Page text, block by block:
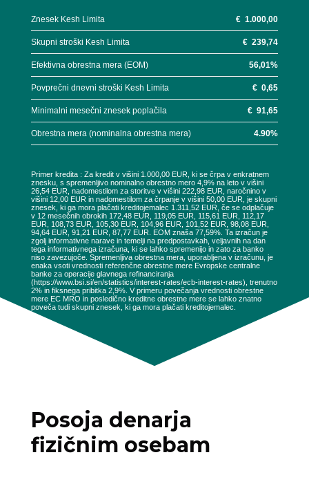
Znesek Kesh Limita €1.000,00
Skupni stroški Kesh Limita €239,74
Efektivna obrestna mera (EOM) 56,01%
Povprečni dnevni stroški Kesh Limita €0,65
Minimalni mesečni znesek poplačila €91,65
Obrestna mera (nominalna obrestna mera) 4.90%
Primer kredita : Za kredit v višini 1.000,00 EUR, ki se črpa v enkratnem
znesku, s spremenljivo nominalno obrestno mero 4,9% na leto v višini
26,54 EUR, nadomestilom za storitve v višini 222,98 EUR, naročnino v
višini 12,00 EUR in nadomestilom za črpanje v višini 50,00 EUR, je skupni
znesek, ki ga mora plačati kreditojemalec 1.311,52 EUR, če se odplačuje
v 12 mesečnih obrokih 172,48 EUR, 119,05 EUR, 115,61 EUR, 112,17
EUR, 108,73 EUR, 105,30 EUR, 104,96 EUR, 101,52 EUR, 98,08 EUR,
94,64 EUR, 91,21 EUR, 87,77 EUR. EOM znaša 77,59%. Ta izračun je
zgolj informativne narave in temelji na predpostavkah, veljavnih na dan
tega informativnega izračuna, ki se lahko spremenijo in zato za banko
niso zavezujoče. Spremenljiva obrestna mera, uporabljena v izračunu, je
enaka vsoti vrednosti referenčne obrestne mere Evropske centralne
banke za operacije glavnega refinanciranja
(https://www.bsi.si/en/statistics/interest-rates/ecb-interest-rates), trenutno
2% in fiksnega pribitka 2,9%. V primeru povečanja vrednosti obrestne
mere EC MRO in posledično kreditne obrestne mere se lahko znatno
poveča tudi skupni znesek, ki ga mora plačati kreditojemalec.
Posoja denarja
fizičnim osebam